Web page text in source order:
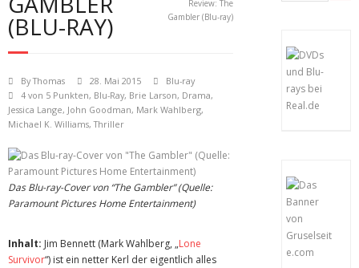
(BLU-RAY)
Review: The
Gambler (Blu-ray)
ByThomas 28. Mai 2015
Blu-ray
4 von 5 Punkten, Blu-Ray, Brie Larson, Drama,
Jessica Lange, John Goodman, Mark Wahlberg,
Michael K. Williams,Thriller
Das Blu-ray-Cover von “The Gambler” (Quelle:
Paramount Pictures Home Entertainment)
Inhalt: Jim Bennett (Mark Wahlberg, „Lone
Survivor“) ist ein netter Kerl der eigentlich alles